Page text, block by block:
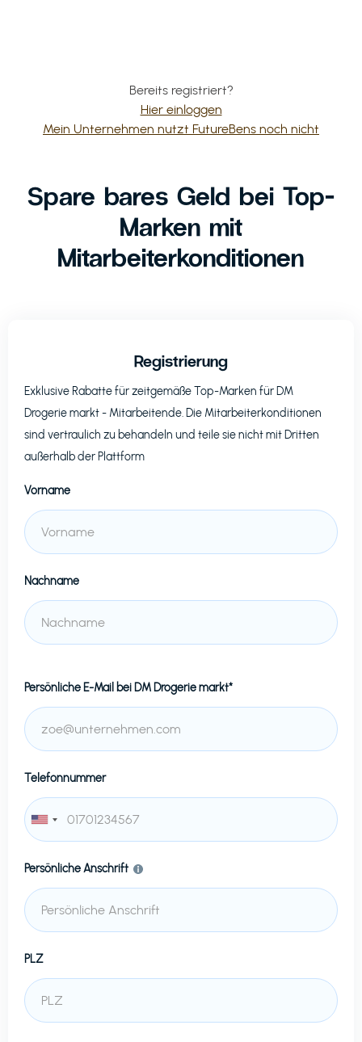
Bereits registriert?
Hier einloggen
Mein Unternehmen nutzt FutureBens noch nicht
Spare bares Geld bei Top-
Marken mit
Mitarbeiterkonditionen
Registrierung
Exklusive Rabatte für zeitgemäße Top-Marken für DM
Drogerie markt- Mitarbeitende. Die Mitarbeiterkonditionen
sind vertraulich zu behandeln und teile sie nicht mit Dritten
außerhalb der Plattform
Vorname
Nachname
Persönliche E-Mail bei DM Drogerie markt*
Telefonnummer
Persönliche Anschrift
PLZ